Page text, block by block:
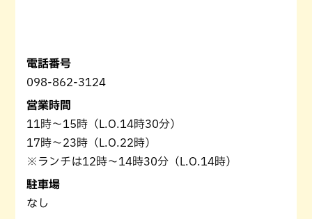
電話番号
098-862-3124
営業時間
11時〜15時（L.O.14時30分）
17時〜23時（L.O.22時）
※ランチは12時〜14時30分（L.O.14時）
駐車場
なし